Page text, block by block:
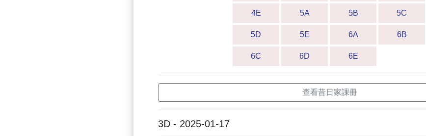
4E 5A 5B 5C
5D 5E 6A 6B
6C 6D 6E
查看昔日家課冊
3D - 2025-01-17